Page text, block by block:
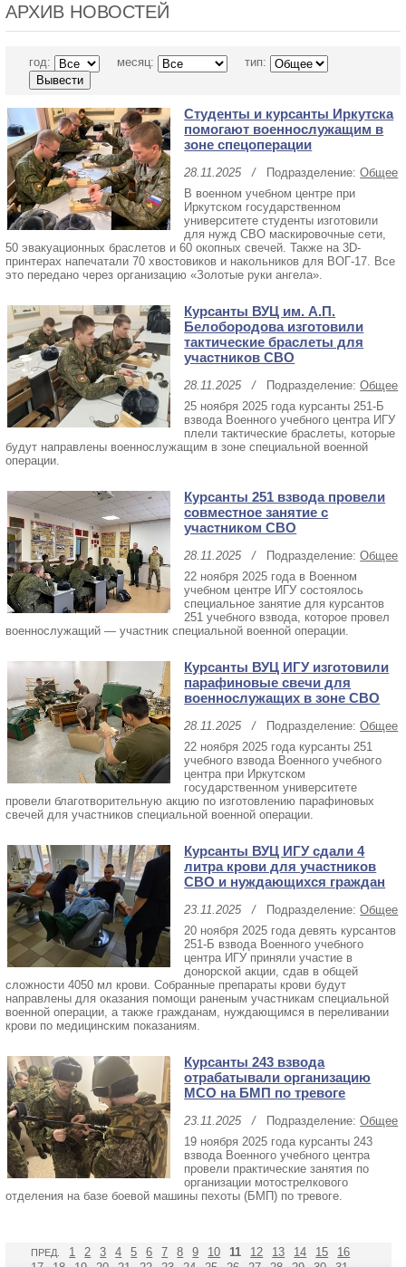
АРХИВ НОВОСТЕЙ
год: месяц: тип:
Студенты и курсанты Иркутска
помогают военнослужащим в
зоне спецоперации
28.11.2025/Подразделение:Общее
В военном учебном центре при
Иркутском государственном
университете студенты изготовили
для нужд СВО маскировочные сети,
50 эвакуационных браслетов и 60 окопных свечей. Также на 3D-
принтерах напечатали 70 хвостовиков и накольников для ВОГ-17. Все
это передано через организацию «Золотые руки ангела».
Курсанты ВУЦ им. А.П.
Белобородова изготовили
тактические браслеты для
участников СВО
28.11.2025/Подразделение:Общее
25 ноября 2025 года курсанты 251-Б
взвода Военного учебного центра ИГУ
плели тактические браслеты, которые
будут направлены военнослужащим в зоне специальной военной
операции.
Курсанты 251 взвода провели
совместное занятие с
участником СВО
28.11.2025/Подразделение:Общее
22 ноября 2025 года в Военном
учебном центре ИГУ состоялось
специальное занятие для курсантов
251 учебного взвода, которое провел
военнослужащий — участник специальной военной операции.
Курсанты ВУЦ ИГУ изготовили
парафиновые свечи для
военнослужащих в зоне СВО
28.11.2025/Подразделение:Общее
22 ноября 2025 года курсанты 251
учебного взвода Военного учебного
центра при Иркутском
государственном университете
провели благотворительную акцию по изготовлению парафиновых
свечей для участников специальной военной операции.
Курсанты ВУЦ ИГУ сдали 4
литра крови для участников
СВО и нуждающихся граждан
23.11.2025/Подразделение:Общее
20 ноября 2025 года девять курсантов
251-Б взвода Военного учебного
центра ИГУ приняли участие в
донорской акции, сдав в общей
сложности 4050 мл крови. Собранные препараты крови будут
направлены для оказания помощи раненым участникам специальной
военной операции, а также гражданам, нуждающимся в переливании
крови по медицинским показаниям.
Курсанты 243 взвода
отрабатывали организацию
МСО на БМП по тревоге
23.11.2025/Подразделение:Общее
19 ноября 2025 года курсанты 243
взвода Военного учебного центра
провели практические занятия по
организации мотострелкового
отделения на базе боевой машины пехоты (БМП) по тревоге.
ПРЕД. 1 2 3 4 5 6 7 8 9 10 11 12 13 14 15
16